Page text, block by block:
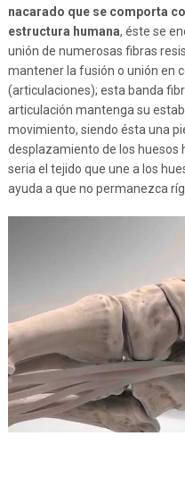
nacarado que se comporta
estructura humana, éste se
unión de numerosas fibras
mantener la fusión o unión en
(articulaciones); esta banda
articulación mantenga su
movimiento, siendo ésta una
desplazamiento de los huesos
seria el tejido que une a los
ayuda a que no permanezca